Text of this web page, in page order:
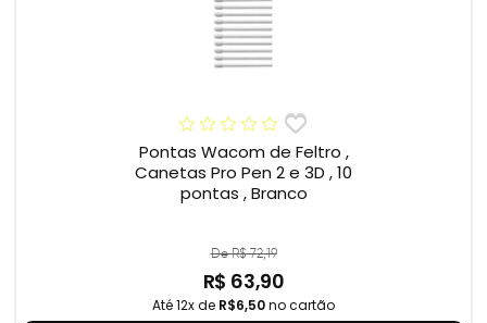
Pontas Wacom de Feltro ,
Canetas Pro Pen 2 e 3D , 10
pontas , Branco
De R$ 72,19
R$ 63,90
Até 12x de R$6,50no cartão